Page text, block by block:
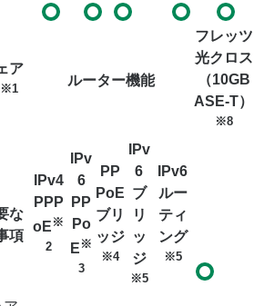
ア
※1
ルーター機能
フレッツ
光クロス
（10GB
ASE-T）
※8
IPv4
PPP
oE ※
2
IPv
6
PP
Po
E ※
3
PP
PoE
ブリ
ッジ
※4
IPv
6
ブ
リ
ッ
ジ
※5
IPv6
ルー
ティ
ング
※5
な
項